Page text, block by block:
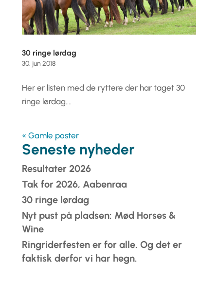
30 ringe lørdag
30. jun 2018
Her er listen med de ryttere der har taget 30
ringe lørdag....
« Gamle poster
Seneste nyheder
Resultater 2026
Tak for 2026, Aabenraa
30 ringe lørdag
Nyt pust på pladsen: Mød Horses &
Wine
Ringriderfesten er for alle. Og det er
faktisk derfor vi har hegn.